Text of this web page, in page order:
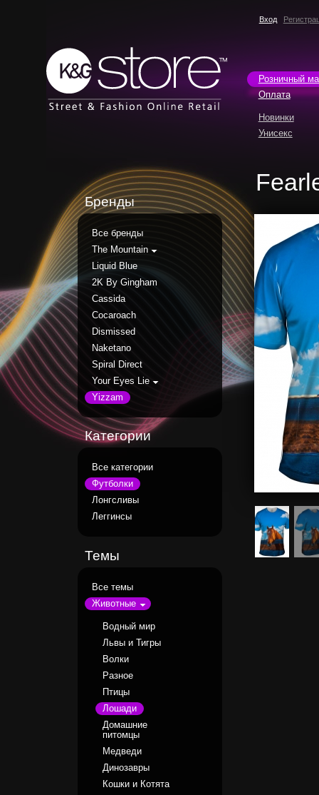
Вход
Розничный
Оплата
Новинки
Унисекс
Бренды
Все бренды
The Mountain
Liquid Blue
2K By Gingham
Cassida
Cocaroach
Dismissed
Naketano
Spiral Direct
Your Eyes Lie
Yizzam
Категории
Все категории
Футболки
Лонгсливы
Леггинсы
Темы
Все темы
Животные
Водный мир
Львы и Тигры
Волки
Разное
Птицы
Лошади
Домашние
питомцы
Медведи
Динозавры
Кошки и Котята